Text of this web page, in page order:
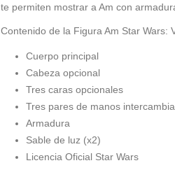
te permiten mostrar a Am con
Contenido de la Figura Am Star Wars:
Cuerpo principal
Cabeza opcional
Tres caras opcionales
Tres pares de manos
Armadura
Sable de luz (x2)
Licencia Oficial Star Wars